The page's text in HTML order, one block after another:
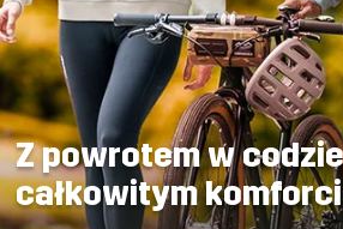
Z powrotem w
całkowitym